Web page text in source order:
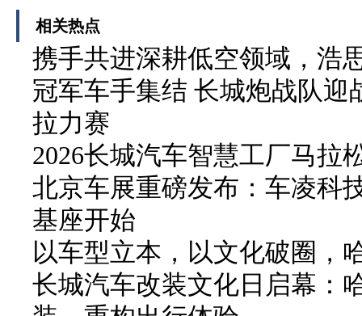
相关热点
携手共进深耕低空领域，浩
冠军车手集结 长城炮战队迎
拉力赛
2026长城汽车智慧工厂马拉
北京车展重磅发布：车凌科
基座开始
以车型立本，以文化破圈，
长城汽车改装文化日启幕：